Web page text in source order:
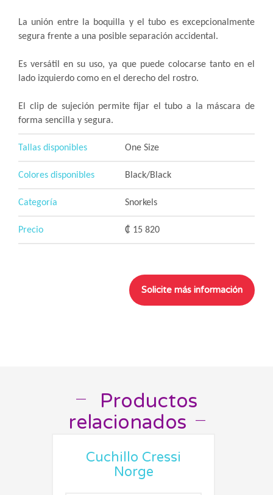
La unión entre la boquilla y el tubo es excepcionalmente
segura frente a una posible separación accidental.
Es versátil en su uso, ya que puede colocarse tanto en el
lado izquierdo como en el derecho del rostro.
El clip de sujeción permite fijar el tubo a la máscara de
forma sencilla y segura.
Tallas disponibles One Size
Colores disponibles Black/Black
Categoría Snorkels
Precio ₡ 15 820
Productos
relacionados
Cuchillo Cressi
Norge